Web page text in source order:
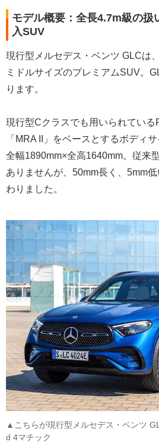
モデル概要：全長4.7m級の扱
入SUV
現行型メルセデス・ベンツ GLCは
ミドルサイズのプレミアムSUV。
ります。
現行型Cクラスでも用いられている
「MRA II」をベースとするボディ
全幅1890mm×全高1640mm。従来
ありませんが、50mm長く、5mm
わりました。
▲こちらが現行型メルセデス・ベンツ
d 4マチック